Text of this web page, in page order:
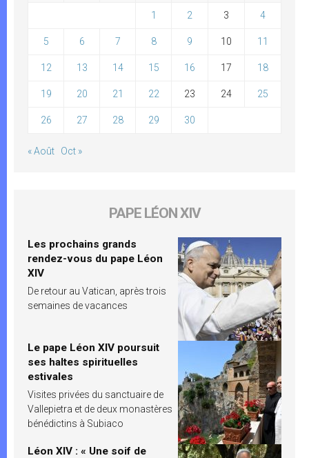
1 2 3 4
5 6 7 8 9 10 11
12 13 14 15 16 17 18
19 20 21 22 23 24 25
26 27 28 29 30
« Août Oct »
PAPE LÉON XIV
Les prochains grands
rendez-vous du pape Léon
XIV
De retour au Vatican, après trois
semaines de vacances
Le pape Léon XIV poursuit
ses haltes spirituelles
estivales
Visites privées du sanctuaire de
Vallepietra et de deux monastères
bénédictins à Subiaco
Léon XIV : « Une soif de